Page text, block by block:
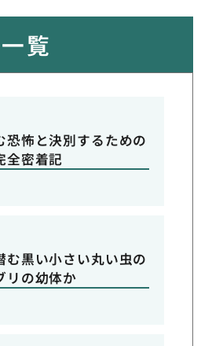
覧
恐怖と決別するための
全密着記
む黒い小さい丸い虫の
リの幼体か